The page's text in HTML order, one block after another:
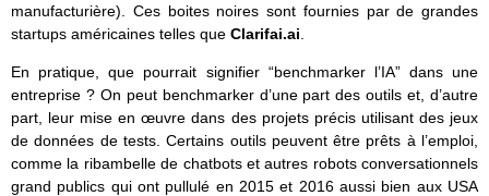
manufacturière). Ces boites noires sont fournies par de grandes
startups américaines telles que Clarifai.ai
En pratique, que pourrait signifier “benchmarker l’IA” dans une
entreprise ? On peut benchmarker d’une part des outils et, d’autre
part, leur mise en œuvre dans des projets précis utilisant des jeux
de données de tests. Certains outils peuvent être prêts à l’emploi,
comme la ribambelle de chatbots et autres robots conversationnels
grand publics qui ont pullulé en 2015 et 2016 aussi bien aux USA